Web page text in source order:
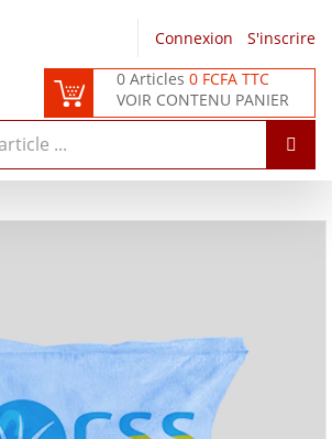
Connexion
S'inscrire
0 Articles0 FCFA TTC
VOIR CONTENU PANIER